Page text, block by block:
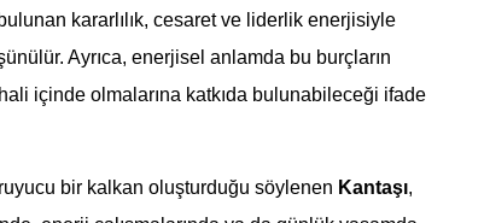
kararlılık, cesaret ve liderlik enerjisiyle
Ayrıca, enerjisel anlamda bu burçların
içinde olmalarına katkıda bulunabileceği ifade
bir kalkan oluşturduğu söylenen Kantaşı,